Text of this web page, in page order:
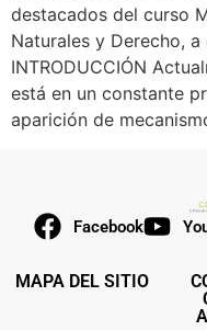
destacados del curso
Naturales y Derecho,
INTRODUCCIÓN
está en un constante
aparición de
Facebook
MAPA DEL SITIO